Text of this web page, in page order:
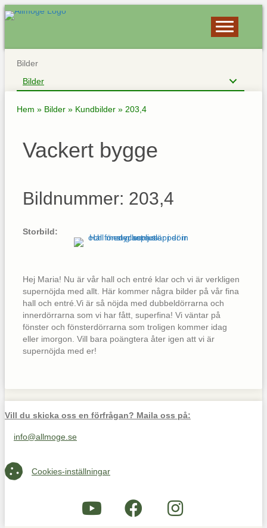
Bilder
Bilder
Hem » Bilder » Kundbilder » 203,4
Vackert bygge
Bildnummer: 203,4
Storbild:
Hej Maria! Nu är vår hall och entré klar och vi är verkligen
supernöjda med allt. Här kommer några bilder på vår fina
hall och entré.Vi är så nöjda med dubbeldörrarna och
innerdörrarna som vi har fått, superfina! Vi väntar på
fönster och fönsterdörrarna som troligen kommer idag
eller imorgon. Vill bara poängtera åter igen att vi är
supernöjda med er!
Vill du skicka oss en förfrågan? Maila oss på:
Maila oss på info@allmoge.se
info@allmoge.se
Cookies-inställningar
Cookies-inställningar